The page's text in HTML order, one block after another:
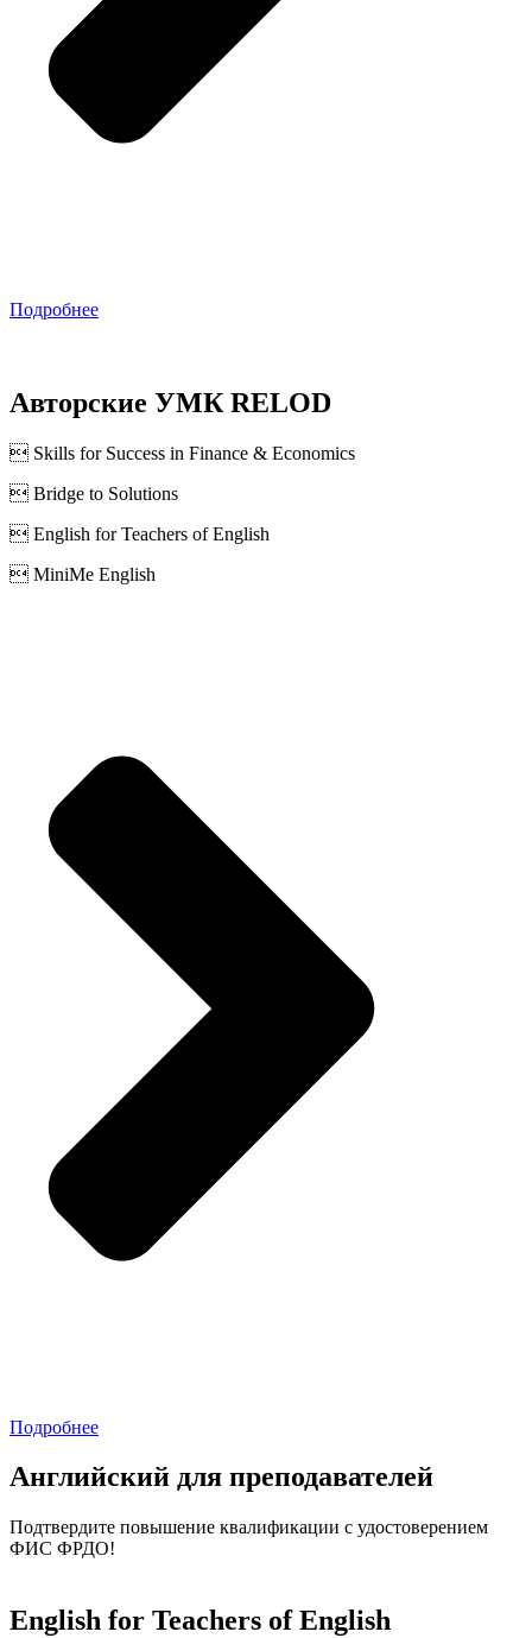
Подробнее
Авторские УМК RELOD
 Skills for Success in Finance & Economics
 Bridge to Solutions
 English for Teachers of English
 MiniMe English
Подробнее
Английский для преподавателей
Подтвердите повышение квалификации с удостоверением
ФИС ФРДО!
English for Teachers of English